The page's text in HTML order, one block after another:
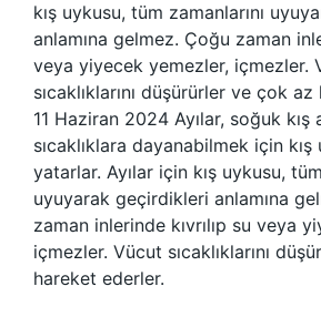
kış uykusu, tüm zamanlarını
anlamına gelmez. Çoğu zaman
veya yiyecek yemezler, içmezler.
sıcaklıklarını düşürürler ve çok
11 Haziran 2024 Ayılar, soğuk kış
sıcaklıklara dayanabilmek için kış
yatarlar. Ayılar için kış uykusu,
uyuyarak geçirdikleri anlamına
zaman inlerinde kıvrılıp su veya
içmezler. Vücut sıcaklıklarını
hareket ederler.